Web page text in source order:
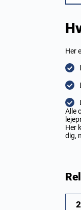
Her
Alle
Her
dig,